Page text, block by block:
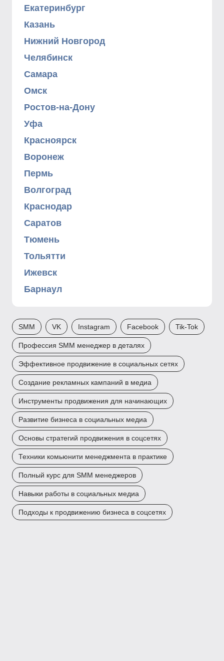
Екатеринбург
Казань
Нижний Новгород
Челябинск
Самара
Омск
Ростов-на-Дону
Уфа
Красноярск
Воронеж
Пермь
Волгоград
Краснодар
Саратов
Тюмень
Тольятти
Ижевск
Барнаул
SMM VK Instagram Facebook Tik-Tok
Профессия SMM менеджер в деталях
Эффективное продвижение в социальных сетях
Создание рекламных кампаний в медиа
Инструменты продвижения для начинающих
Развитие бизнеса в социальных медиа
Основы стратегий продвижения в соцсетях
Техники комьюнити менеджмента в практике
Полный курс для SMM менеджеров
Навыки работы в социальных медиа
Подходы к продвижению бизнеса в соцсетях